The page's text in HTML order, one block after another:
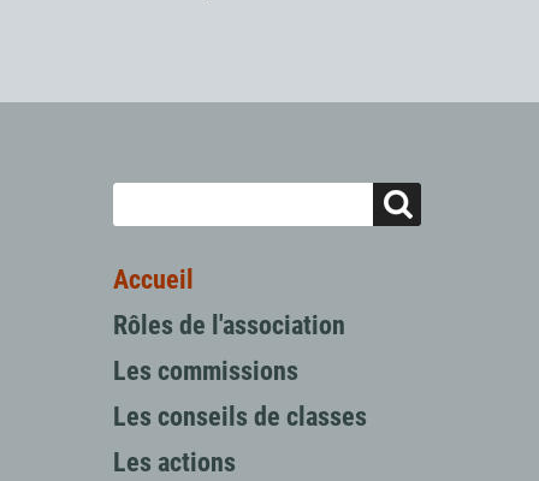
Accueil
Rôles de l'association
Les commissions
Les conseils de classes
Les actions